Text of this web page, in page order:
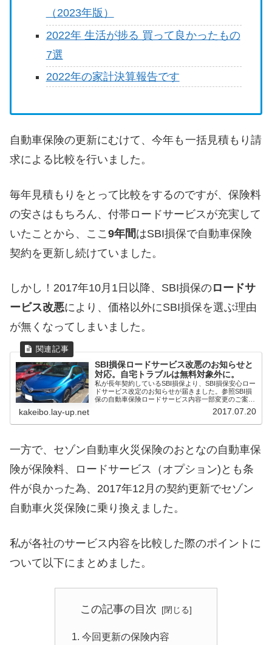
（2023年版）
2022年 生活が捗る 買って良かったもの
7選
2022年の家計決算報告です
自動車保険の更新にむけて、今年も 一括見積もり請
求による比較を行いました。
毎年見積もりをとって比較をするのですが、保険料
の安さはもちろん、付帯ロードサービスが充実して
いたことから、ここ 9年間はSBI損保で自動車保険
契約を更新し続けていました。
しかし！2017年10月1日以降、SBI損保のロードサ
ービス改悪により、価格以外にSBI損保を選ぶ理由
が無くなってしまいました。
SBI損保ロードサービス改悪のお知らせと
対応。自宅トラブルは無料対象外に。
私が長年契約しているSBI損保より、SBI損保安心ロー
ドサービス改定のお知らせが届きました。参照SBI損
保の自動車保険ロードサービス内容一部変更のご案内
kakeibo.lay-up.net 2017.07.20
一方で、セゾン自動車火災保険のおとなの自動車保
険が保険料、ロードサービス（オプション)とも条
件が良かった為、2017年12月の契約更新でセゾン
自動車火災保険に乗り換えました。
私が各社のサービス内容を比較した際のポイントに
ついて以下にまとめました。
この記事の目次
今回更新の保険内容